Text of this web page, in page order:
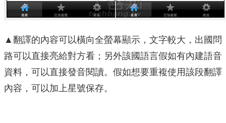
▲翻譯的內容可以橫向全螢幕顯示，文字較大，出國問
路可以直接亮給對方看；另外該國語言假如有內建語音
資料，可以直接發音閱讀。假如想要重複使用該段翻譯
內容，可以加上星號保存。